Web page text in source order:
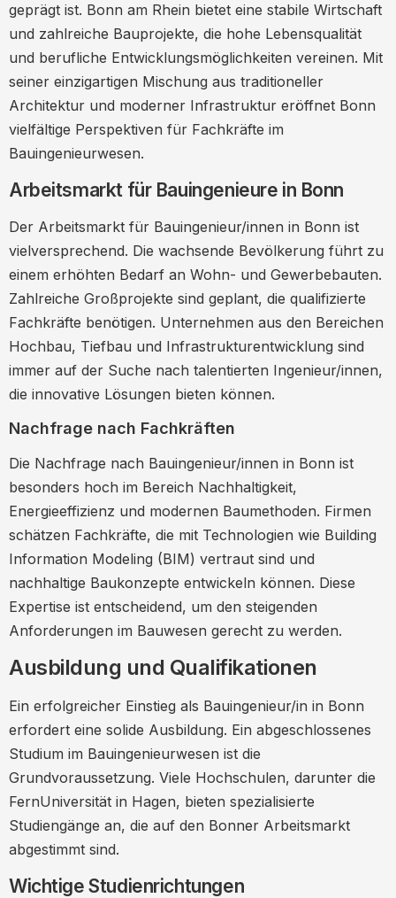
Lebensqualität in Bonn
Kulturelle Vielfalt
Verkehrsanbindung
Wichtige Unternehmen und Arbeitgeber
Netzwerke und Berufsverbände
Lokale Veranstaltungen
Bewerbungstipps für Bauingenieure in Bonn
Vorbereitung auf das Vorstellungsgespräch
Weiterbildungsmöglichkeiten für
Bauingenieure in Bonn
Fortbildungskurse und Seminare
Zertifikatsprogramme
Fazit
geprägt ist. Bonn am Rhein bietet eine stabile Wirtschaft
und zahlreiche Bauprojekte, die hohe Lebensqualität
und berufliche Entwicklungsmöglichkeiten vereinen. Mit
seiner einzigartigen Mischung aus traditioneller
Architektur und moderner Infrastruktur eröffnet Bonn
vielfältige Perspektiven für Fachkräfte im
Bauingenieurwesen.
Arbeitsmarkt für Bauingenieure in Bonn
Der Arbeitsmarkt für Bauingenieur/innen in Bonn ist
vielversprechend. Die wachsende Bevölkerung führt zu
einem erhöhten Bedarf an Wohn- und Gewerbebauten.
Zahlreiche Großprojekte sind geplant, die qualifizierte
Fachkräfte benötigen. Unternehmen aus den Bereichen
Hochbau, Tiefbau und Infrastrukturentwicklung sind
immer auf der Suche nach talentierten Ingenieur/innen,
die innovative Lösungen bieten können.
Nachfrage nach Fachkräften
Die Nachfrage nach Bauingenieur/innen in Bonn ist
besonders hoch im Bereich Nachhaltigkeit,
Energieeffizienz und modernen Baumethoden. Firmen
schätzen Fachkräfte, die mit Technologien wie Building
Information Modeling (BIM) vertraut sind und
nachhaltige Baukonzepte entwickeln können. Diese
Expertise ist entscheidend, um den steigenden
Anforderungen im Bauwesen gerecht zu werden.
Ausbildung und Qualifikationen
Ein erfolgreicher Einstieg als Bauingenieur/in in Bonn
erfordert eine solide Ausbildung. Ein abgeschlossenes
Studium im Bauingenieurwesen ist die
Grundvoraussetzung. Viele Hochschulen, darunter die
FernUniversität in Hagen, bieten spezialisierte
Studiengänge an, die auf den Bonner Arbeitsmarkt
abgestimmt sind.
Wichtige Studienrichtungen